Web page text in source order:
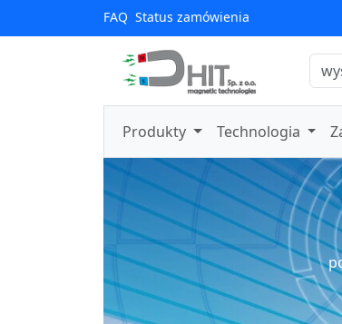
FAQ Status zamówienia
Produkty Technologia